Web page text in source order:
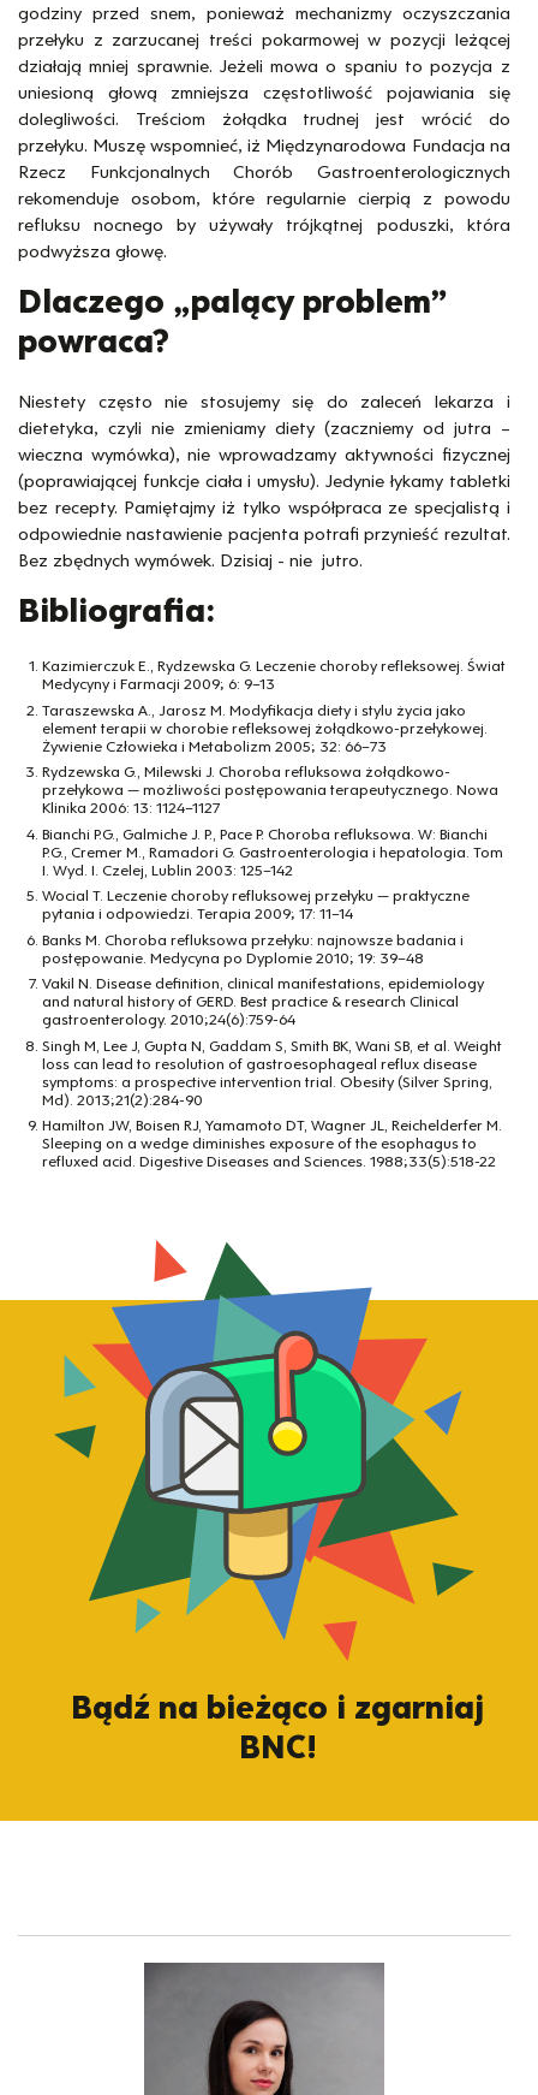
godziny przed snem, ponieważ mechanizmy oczyszczania
przełyku z zarzucanej treści pokarmowej w pozycji leżącej
działają mniej sprawnie. Jeżeli mowa o spaniu to pozycja z
uniesioną głową zmniejsza częstotliwość pojawiania się
dolegliwości. Treściom żołądka trudnej jest wrócić do
przełyku. Muszę wspomnieć, iż Międzynarodowa Fundacja na
Rzecz Funkcjonalnych Chorób Gastroenterologicznych
rekomenduje osobom, które regularnie cierpią z powodu
refluksu nocnego by używały trójkątnej poduszki, która
podwyższa głowę.
Dlaczego „palący problem”
powraca?
Niestety często nie stosujemy się do zaleceń lekarza i
dietetyka, czyli nie zmieniamy diety (zaczniemy od jutra –
wieczna wymówka), nie wprowadzamy aktywności fizycznej
(poprawiającej funkcje ciała i umysłu). Jedynie łykamy tabletki
bez recepty. Pamiętajmy iż tylko współpraca ze specjalistą i
odpowiednie nastawienie pacjenta potrafi przynieść rezultat.
Bez zbędnych wymówek. Dzisiaj - nie jutro.
Bibliografia:
Kazimierczuk E., Rydzewska G. Leczenie choroby refleksowej. Świat
Medycyny i Farmacji 2009; 6: 9–13
Taraszewska A., Jarosz M. Modyfikacja diety i stylu życia jako
element terapii w chorobie refleksowej żołądkowo-przełykowej.
Żywienie Człowieka i Metabolizm 2005; 32: 66–73
Rydzewska G., Milewski J. Choroba refluksowa żołądkowo-
przełykowa — możliwości postępowania terapeutycznego. Nowa
Klinika 2006: 13: 1124–1127
Bianchi P.G., Galmiche J. P., Pace P. Choroba refluksowa. W: Bianchi
P.G., Cremer M., Ramadori G. Gastroenterologia i hepatologia. Tom
I. Wyd. I. Czelej, Lublin 2003: 125–142
Wocial T. Leczenie choroby refluksowej przełyku — praktyczne
pytania i odpowiedzi. Terapia 2009; 17: 11–14
Banks M. Choroba refluksowa przełyku: najnowsze badania i
postępowanie. Medycyna po Dyplomie 2010; 19: 39–48
Vakil N. Disease definition, clinical manifestations, epidemiology
and natural history of GERD. Best practice & research Clinical
gastroenterology. 2010;24(6):759-64
Singh M, Lee J, Gupta N, Gaddam S, Smith BK, Wani SB, et al. Weight
loss can lead to resolution of gastroesophageal reflux disease
symptoms: a prospective intervention trial. Obesity (Silver Spring,
Md). 2013;21(2):284-90
Hamilton JW, Boisen RJ, Yamamoto DT, Wagner JL, Reichelderfer M.
Sleeping on a wedge diminishes exposure of the esophagus to
refluxed acid. Digestive Diseases and Sciences. 1988;33(5):518-22
Bądź na bieżąco i zgarniaj
BNC!